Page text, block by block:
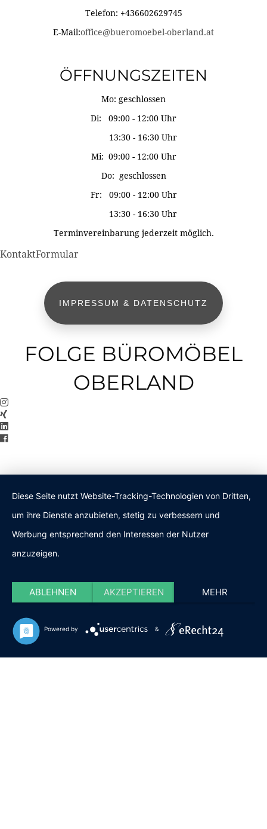
Telefon: +436602629745
E-Mail:office@bueromoebel-oberland.at
ÖFFNUNGSZEITEN
Mo: geschlossen
Di: 09:00 - 12:00 Uhr
13:30 - 16:30 Uhr
Mi: 09:00 - 12:00 Uhr
Do: geschlossen
Fr: 09:00 - 12:00 Uhr
13:30 - 16:30 Uhr
Terminvereinbarung jederzeit möglich.
KontaktFormular
IMPRESSUM & DATENSCHUTZ
FOLGE BÜROMÖBEL
OBERLAND
Diese Seite nutzt Website-Tracking-Technologien von Dritten,
um ihre Dienste anzubieten, stetig zu verbessern und
Werbung entsprechend den Interessen der Nutzer
anzuzeigen.
ABLEHNEN AKZEPTIEREN MEHR
Powered by &